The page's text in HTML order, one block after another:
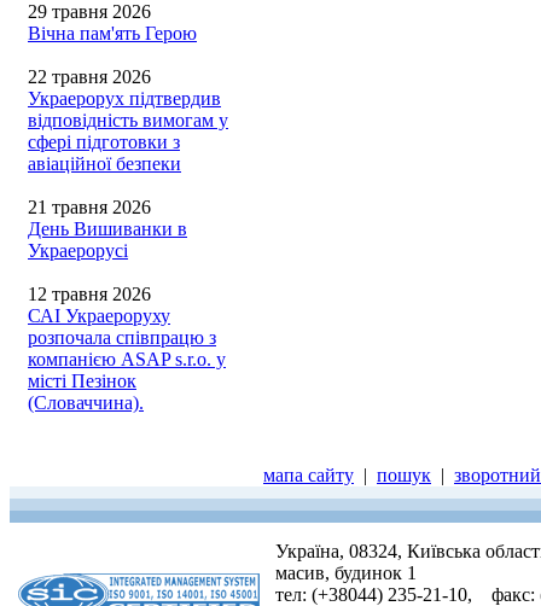
29 травня 2026
Вічна пам'ять Герою
22 травня 2026
Украерорух підтвердив
відповідність вимогам у
сфері підготовки з
авіаційної безпеки
21 травня 2026
День Вишиванки в
Украерорусі
12 травня 2026
САІ Украероруху
розпочала співпрацю з
компанією ASAP s.r.o. у
місті Пезінок
(Словаччина).
мапа сайту | пошук |
Україна, 08324, Київська
масив, будинок 1
тел: (+38044) 235-21-10, факс: